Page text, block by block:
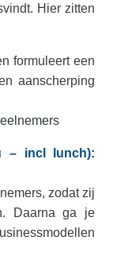
Hier zitten
formuleert een
aanscherping
– incl lunch):
zodat zij
Daarna ga je